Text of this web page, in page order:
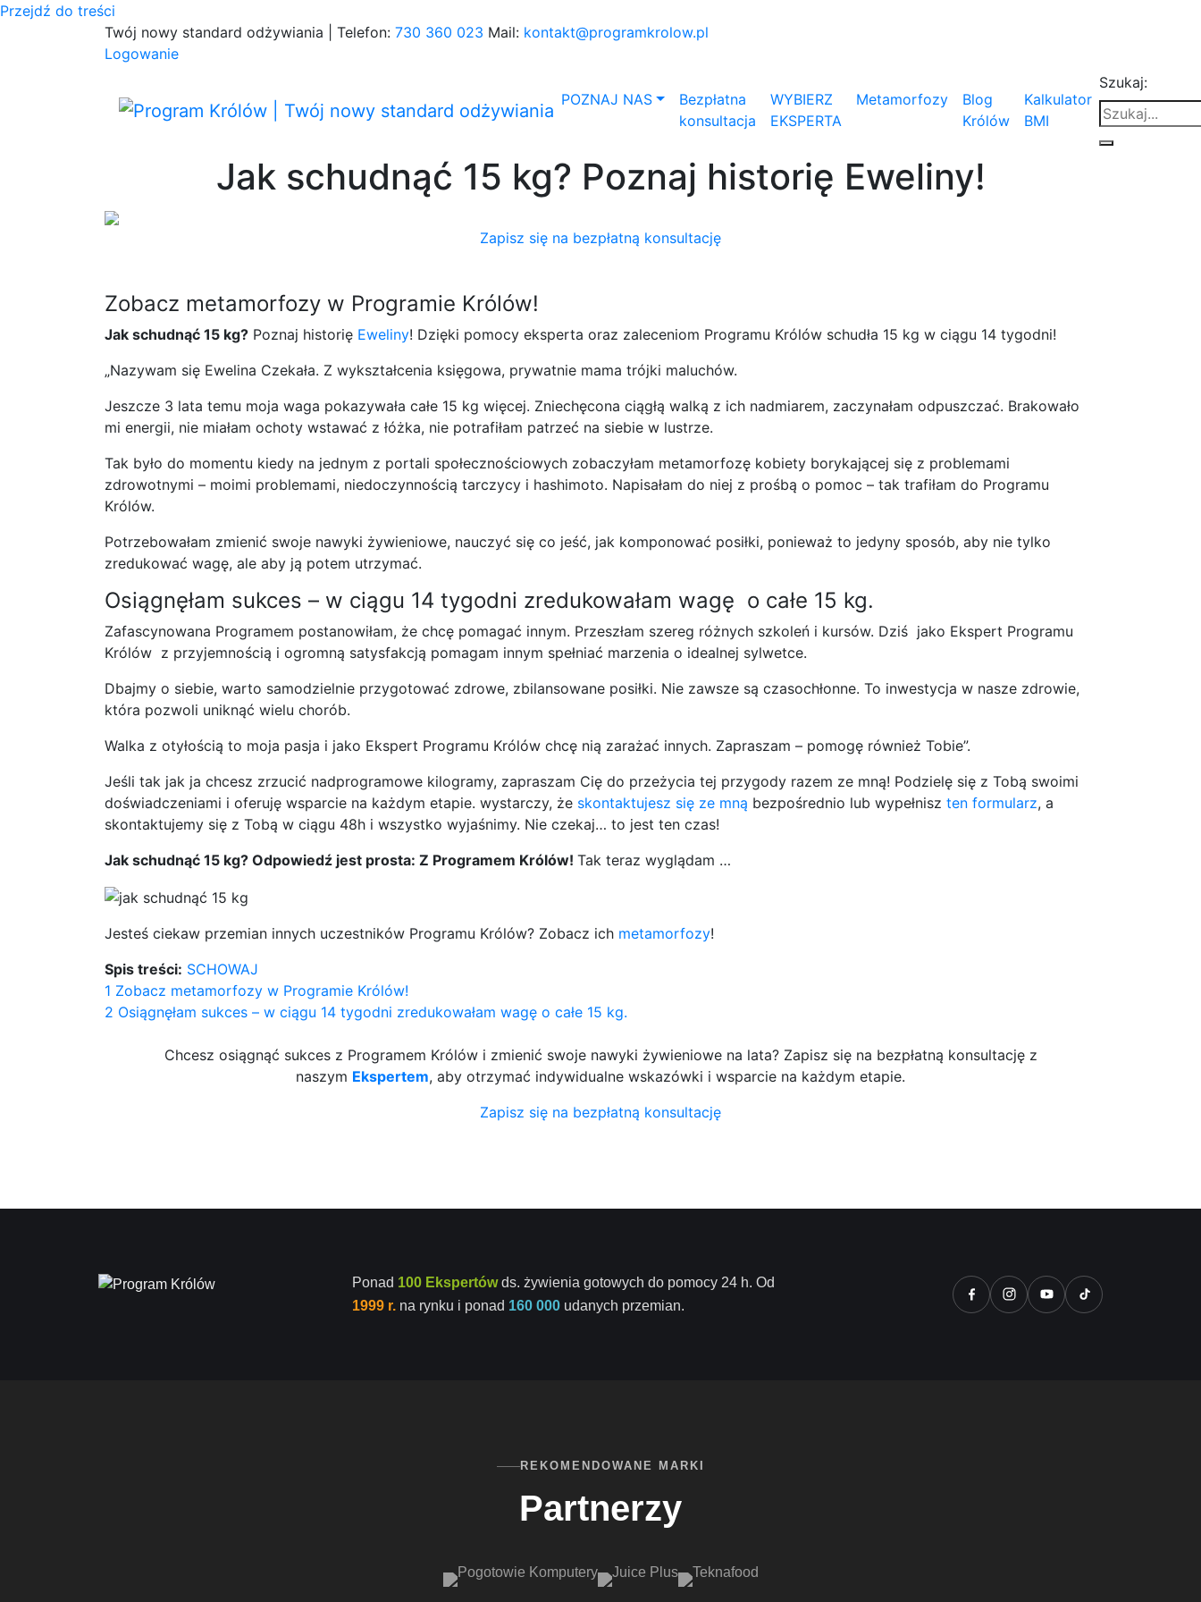
Przejdź do treści
Twój nowy standard odżywiania | Telefon: 730 360 023 Mail: kontakt@programkrolow.pl
Logowanie
POZNAJ NAS
Bezpłatna
konsultacja
WYBIERZ
EKSPERTA
Metamorfozy
Blog
Królów
Kalkulator
BMI
Szukaj:
Jak schudnąć 15 kg? Poznaj historię Eweliny!
Zapisz się na bezpłatną konsultację
Zobacz metamorfozy w Programie Królów!
Jak schudnąć 15 kg? Poznaj historię Eweliny! Dzięki pomocy eksperta oraz zaleceniom Programu Królów schudła 15 kg w ciągu 14 tygodni!
„Nazywam się Ewelina Czekała. Z wykształcenia księgowa, prywatnie mama trójki maluchów.
Jeszcze 3 lata temu moja waga pokazywała całe 15 kg więcej. Zniechęcona ciągłą walką z ich nadmiarem, zaczynałam odpuszczać. Brakowało
mi energii, nie miałam ochoty wstawać z łóżka, nie potrafiłam patrzeć na siebie w lustrze.
Tak było do momentu kiedy na jednym z portali społecznościowych zobaczyłam metamorfozę kobiety borykającej się z problemami
zdrowotnymi – moimi problemami, niedoczynnością tarczycy i hashimoto. Napisałam do niej z prośbą o pomoc – tak trafiłam do Programu
Królów.
Potrzebowałam zmienić swoje nawyki żywieniowe, nauczyć się co jeść, jak komponować posiłki, ponieważ to jedyny sposób, aby nie tylko
zredukować wagę, ale aby ją potem utrzymać.
Osiągnęłam sukces – w ciągu 14 tygodni zredukowałam wagę o całe 15 kg.
Zafascynowana Programem postanowiłam, że chcę pomagać innym. Przeszłam szereg różnych szkoleń i kursów. Dziś jako Ekspert Programu
Królów z przyjemnością i ogromną satysfakcją pomagam innym spełniać marzenia o idealnej sylwetce.
Dbajmy o siebie, warto samodzielnie przygotować zdrowe, zbilansowane posiłki. Nie zawsze są czasochłonne. To inwestycja w nasze zdrowie,
która pozwoli uniknąć wielu chorób.
Walka z otyłością to moja pasja i jako Ekspert Programu Królów chcę nią zarażać innych. Zapraszam – pomogę również Tobie”.
Jeśli tak jak ja chcesz zrzucić nadprogramowe kilogramy, zapraszam Cię do przeżycia tej przygody razem ze mną! Podzielę się z Tobą swoimi
doświadczeniami i oferuję wsparcie na każdym etapie. wystarczy, że skontaktujesz się ze mną bezpośrednio lub wypełnisz ten formularz, a
skontaktujemy się z Tobą w ciągu 48h i wszystko wyjaśnimy. Nie czekaj… to jest ten czas!
Jak schudnąć 15 kg? Odpowiedź jest prosta: Z Programem Królów! Tak teraz wyglądam …
Jesteś ciekaw przemian innych uczestników Programu Królów? Zobacz ich metamorfozy!
Spis treści: SCHOWAJ
1 Zobacz metamorfozy w Programie Królów!
2 Osiągnęłam sukces – w ciągu 14 tygodni zredukowałam wagę o całe 15 kg.
Chcesz osiągnąć sukces z Programem Królów i zmienić swoje nawyki żywieniowe na lata? Zapisz się na bezpłatną konsultację z
naszym Ekspertem, aby otrzymać indywidualne wskazówki i wsparcie na każdym etapie.
Zapisz się na bezpłatną konsultację
Ponad 100 Ekspertówds. żywienia gotowych do pomocy 24 h. Od
1999 r.na rynku i ponad 160 000udanych przemian.
REKOMENDOWANE MARKI
Partnerzy